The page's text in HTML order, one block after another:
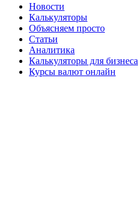
Новости
Калькуляторы
Объясняем просто
Статьи
Аналитика
Калькуляторы для бизнеса
Курсы валют онлайн